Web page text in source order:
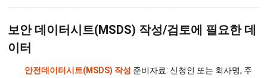
보안 데이터시트(MSDS) 작성/검토에 필요한 데
이터
안전데이터시트(MSDS) 작성 준비자료: 신청인 또는 회사명, 주